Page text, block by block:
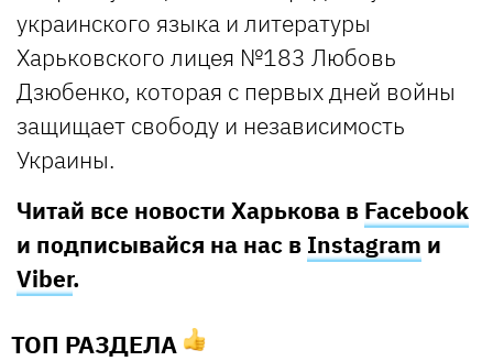
украинского языка и литературы
Харьковского лицея №183 Любовь
Дзюбенко, которая с первых дней войны
защищает свободу и независимость
Украины.
Читай все новости Харькова в Facebook
и подписывайся на нас в Instagram и
Viber.
ТОП РАЗДЕЛА